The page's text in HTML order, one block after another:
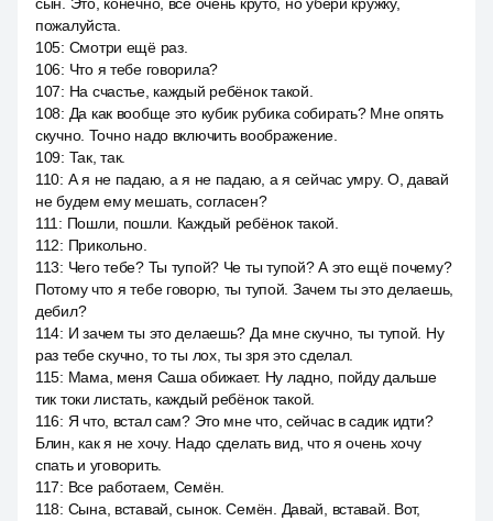
пожалуйста.
105: Смотри ещё раз.
106: Что я тебе говорила?
107: На счастье, каждый ребёнок такой.
108: Да как вообще это кубик рубика собирать? Мне опять
скучно. Точно надо включить воображение.
109: Так, так.
110: А я не падаю, а я не падаю, а я сейчас умру. О, давай
не будем ему мешать, согласен?
111 : Пошли, пошли. Каждый ребёнок такой.
112: Прикольно.
113: Чего тебе? Ты тупой? Че ты тупой? А это ещё почему?
Потому что я тебе говорю, ты тупой. Зачем ты это делаешь,
дебил?
114: И зачем ты это делаешь? Да мне скучно, ты тупой. Ну
раз тебе скучно, то ты лох, ты зря это сделал.
115: Мама, меня Саша обижает. Ну ладно, пойду дальше
тик токи листать, каждый ребёнок такой.
116: Я что, встал сам? Это мне что, сейчас в садик идти?
Блин, как я не хочу. Надо сделать вид, что я очень хочу
спать и уговорить.
117: Все работаем, Семён.
118: Сына, вставай, сынок. Семён. Давай, вставай. Вот,